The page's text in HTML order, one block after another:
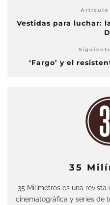
Artículo
Vestidas para luchar:
‘Fargo’ y el
35
35 Milímetros es una
cinematográfica y series de